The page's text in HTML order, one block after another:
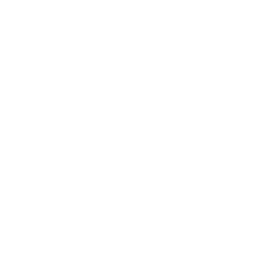
Contador y encontrá noticias,